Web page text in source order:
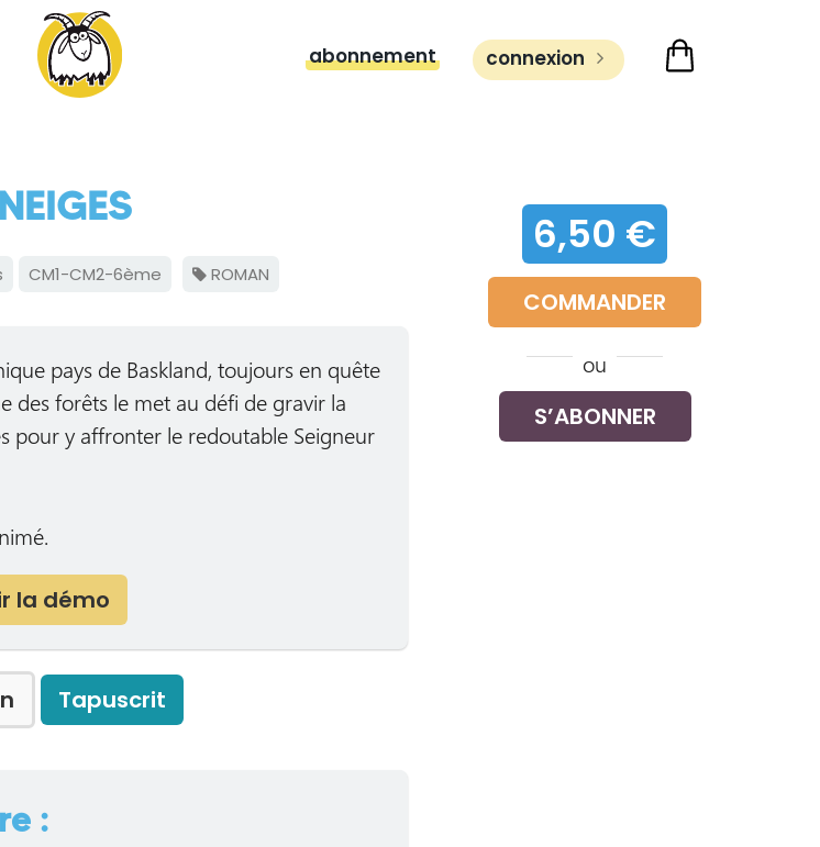
abonnement connexion
CM1-CM2-6ème ROMAN
pays de Baskland, toujours en quête
des forêts le met au défi de gravir la
pour y affronter le redoutable Seigneur
la démo
Tapuscrit
:
6,50 €
COMMANDER
ou
S’ABONNER